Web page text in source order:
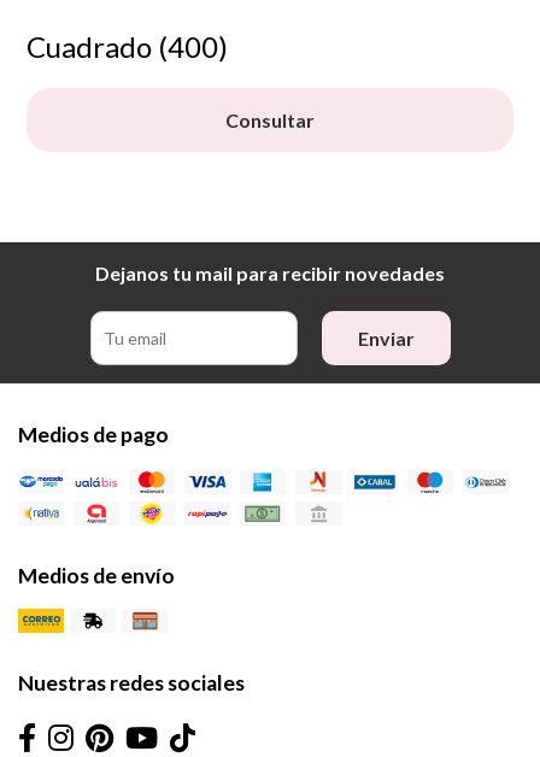
Cuadrado (400)
Consultar
Dejanos tu mail para recibir novedades
Enviar
Medios de pago
Medios de envío
Nuestras redes sociales